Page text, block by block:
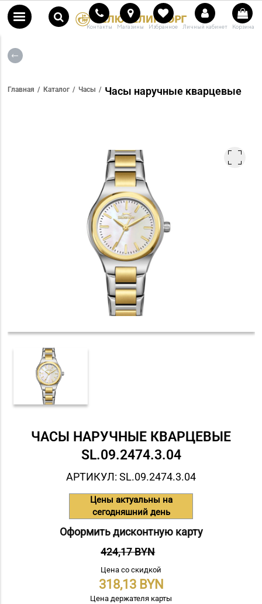
Контакты Магазины Избранное Личный кабинет Корзина
Главная Каталог Часы Часы наручные кварцевые
ЧАСЫ НАРУЧНЫЕ КВАРЦЕВЫЕ
SL.09.2474.3.04
АРТИКУЛ: SL.09.2474.3.04
Цены актуальны на
сегодняшний день
Оформить дисконтную карту
424,17 BYN
Цена со скидкой
318,13
Цена держателя карты